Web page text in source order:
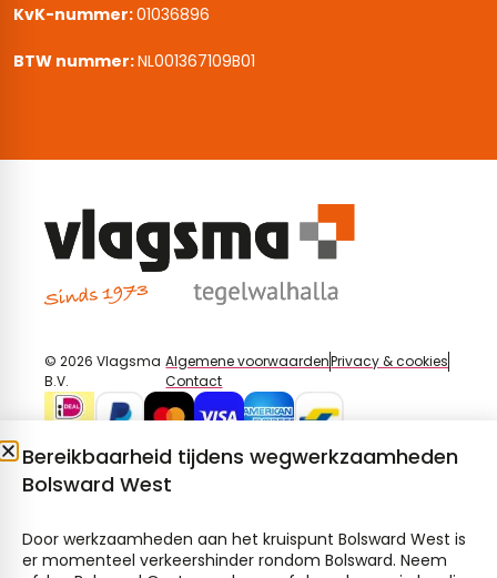
KvK-nummer:01036896
BTW nummer:NL001367109B01
© 2026 Vlagsma
B.V.
Algemene voorwaardenPrivacy & cookies
Contact
Bereikbaarheid tijdens wegwerkzaamheden
Bolsward West
Door werkzaamheden aan het kruispunt Bolsward West is
er momenteel verkeershinder rondom Bolsward. Neem